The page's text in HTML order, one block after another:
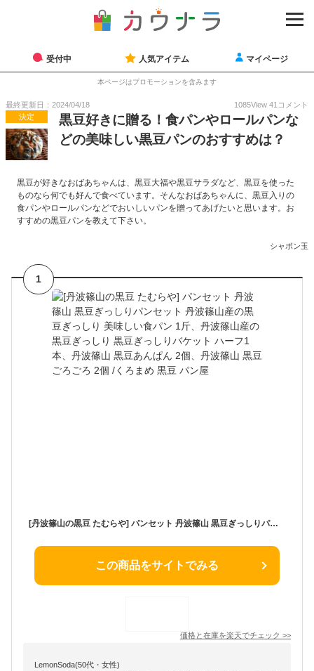
受付中 人気アイテム マイページ
本ページはプロモーションを含みます
最終更新日：2024/04/18 1085View 41 コメント
決定
黒豆好きに贈る！食パンやロールパンな
どの美味しい黒豆パンのおすすめは？
黒豆が好きなおばあちゃんは、黒豆大福や黒豆サラダなど、黒豆を使った
ものなら何でも好んで食べています。そんなおばあちゃんに、黒豆入りの
食パンやロールパンなどでおいしいパンを贈ってあげたいと思います。お
すすめの黒豆パンを教えて下さい。
シャボン玉
1
[丹波篠山の黒豆 たむらや] パンセット 丹波篠山 黒豆ぎっしりパンセット 丹波篠山産の黒豆ぎっしり 美味しい食パン 1斤、丹波篠山産の黒豆ぎっしり 黒豆ぎっしりバケット ハーフ1本、丹波篠山 黒豆あんぱん 2個、丹波篠山 黒豆ごろごろ 2個 /くろまめ 黒豆 パン屋
この商品をサイトでみる
価格と在庫を楽天でチェック >>
LemonSoda(50代・女性)